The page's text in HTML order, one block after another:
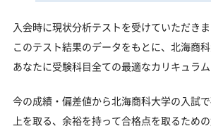
入会時に現状分析テストを受けていただきま
このテスト結果のデータをもとに、北海商
あなたに受験科目全ての最適なカリキュラム
今の成績・偏差値から北海商科大学の入試
上を取る、余裕を持って合格点を取るため